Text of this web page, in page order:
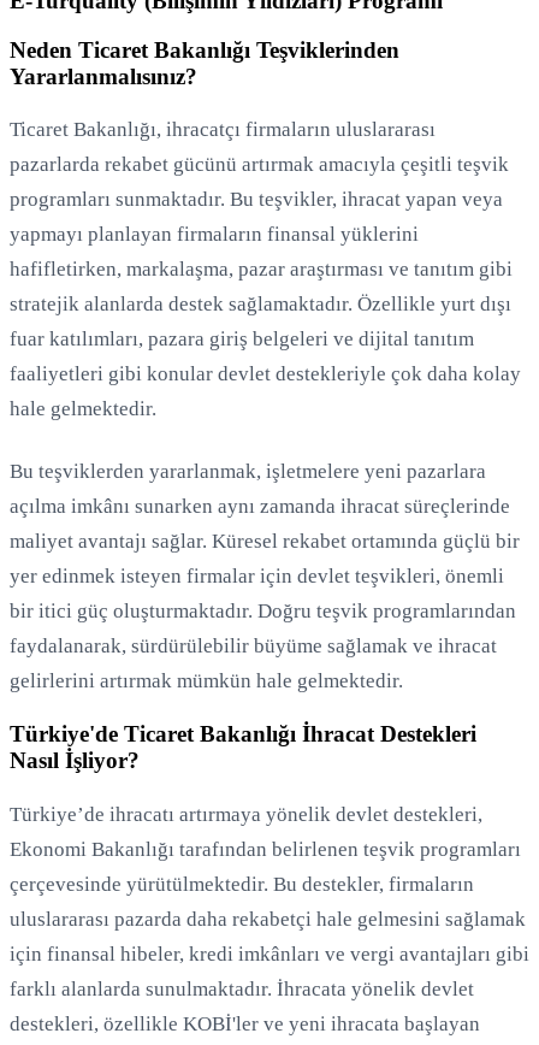
Neden Ticaret Bakanlığı Teşviklerinden
Yararlanmalısınız?
Ticaret Bakanlığı, ihracatçı firmaların uluslararası
pazarlarda rekabet gücünü artırmak amacıyla çeşitli teşvik
programları sunmaktadır. Bu teşvikler, ihracat yapan veya
yapmayı planlayan firmaların finansal yüklerini
hafifletirken, markalaşma, pazar araştırması ve tanıtım gibi
stratejik alanlarda destek sağlamaktadır. Özellikle yurt dışı
fuar katılımları, pazara giriş belgeleri ve dijital tanıtım
faaliyetleri gibi konular devlet destekleriyle çok daha kolay
hale gelmektedir.
Bu teşviklerden yararlanmak, işletmelere yeni pazarlara
açılma imkânı sunarken aynı zamanda ihracat süreçlerinde
maliyet avantajı sağlar. Küresel rekabet ortamında güçlü bir
yer edinmek isteyen firmalar için devlet teşvikleri, önemli
bir itici güç oluşturmaktadır. Doğru teşvik programlarından
faydalanarak, sürdürülebilir büyüme sağlamak ve ihracat
gelirlerini artırmak mümkün hale gelmektedir.
Türkiye'de Ticaret Bakanlığı İhracat Destekleri
Nasıl İşliyor?
Türkiye’de ihracatı artırmaya yönelik devlet destekleri,
Ekonomi Bakanlığı tarafından belirlenen teşvik programları
çerçevesinde yürütülmektedir. Bu destekler, firmaların
uluslararası pazarda daha rekabetçi hale gelmesini sağlamak
için finansal hibeler, kredi imkânları ve vergi avantajları gibi
farklı alanlarda sunulmaktadır. İhracata yönelik devlet
destekleri, özellikle KOBİ'ler ve yeni ihracata başlayan